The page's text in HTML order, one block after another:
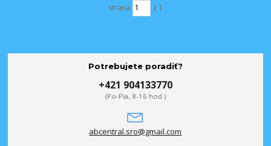
strana z 1
Potrebujete poradiť?
+421 904133770
(Po-Pia, 8-16 hod.)
abcentral.sro@gmail.com